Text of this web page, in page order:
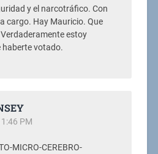
y el narcotráfico. Con
cargo. Hay Mauricio. Que
estoy
haberte votado.
PM
MICRO-CEREBRO-